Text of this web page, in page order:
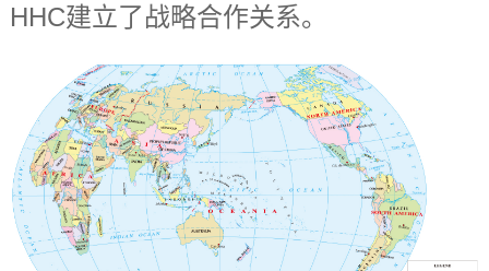
HHC建立了战略合作关系。